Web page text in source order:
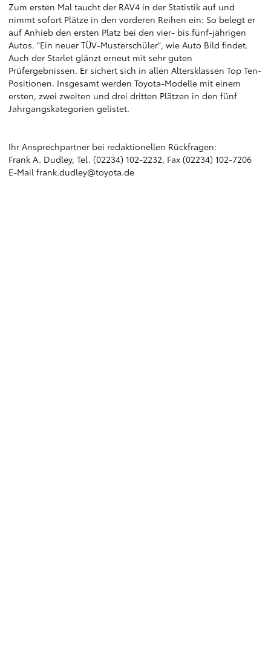
Zum ersten Mal taucht der RAV4 in der Statistik auf und
nimmt sofort Plätze in den vorderen Reihen ein: So belegt er
auf Anhieb den ersten Platz bei den vier- bis fünf-jährigen
Autos. "Ein neuer TÜV-Musterschüler", wie Auto Bild findet.
Auch der Starlet glänzt erneut mit sehr guten
Prüfergebnissen. Er sichert sich in allen Altersklassen Top Ten-
Positionen. Insgesamt werden Toyota-Modelle mit einem
ersten, zwei zweiten und drei dritten Plätzen in den fünf
Jahrgangskategorien gelistet.
Ihr Ansprechpartner bei redaktionellen Rückfragen:
Frank A. Dudley, Tel. (02234) 102-2232, Fax (02234) 102-7206
E-Mail frank.dudley@toyota.de